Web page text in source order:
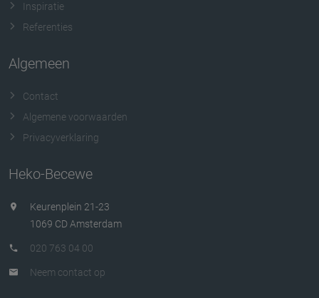
Inspiratie
Referenties
Algemeen
Contact
Algemene voorwaarden
Privacyverklaring
Heko-Becewe
Keurenplein 21-23
1069 CD Amsterdam
020 763 04 00
Neem contact op